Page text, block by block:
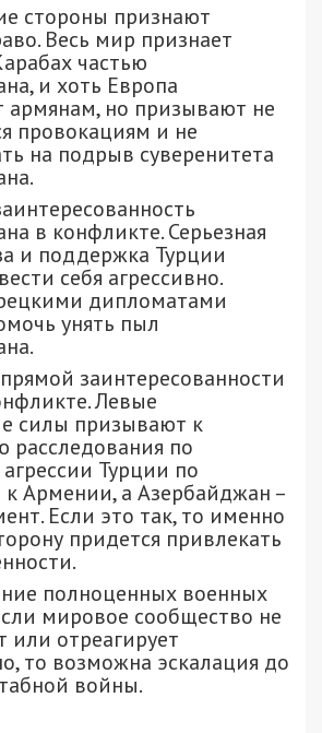
стороны признают
Весь мир признает
частью
и хоть Европа
армянам, но призывают не
провокациям и не
на подрыв суверенитета
в конфликте. Серьезная
и поддержка Турции
себя агрессивно.
дипломатами
унять пыл
заинтересованности
Левые
силы призывают к
расследования по
Турции по
Армении, а Азербайджан –
Если это так, то именно
придется привлекать
полноценных военных
мировое сообщество не
или отреагирует
то возможна эскалация до
войны.